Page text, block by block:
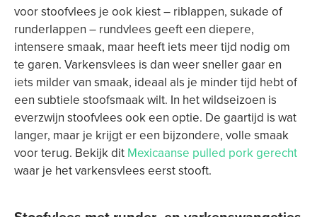
voor stoofvlees je ook kiest – riblappen, sukade of
runderlappen – rundvlees geeft een diepere,
intensere smaak, maar heeft iets meer tijd nodig om
te garen. Varkensvlees is dan weer sneller gaar en
iets milder van smaak, ideaal als je minder tijd hebt of
een subtiele stoofsmaak wilt. In het wildseizoen is
everzwijn stoofvlees ook een optie. De gaartijd is wat
langer, maar je krijgt er een bijzondere, volle smaak
voor terug. Bekijk dit Mexicaanse pulled pork gerecht
waar je het varkensvlees eerst stooft.